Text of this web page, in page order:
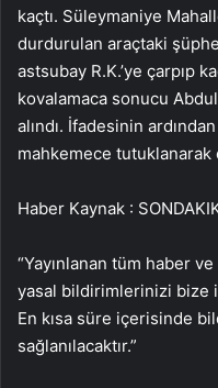
kaçtı. Süleymaniye
durdurulan araçtaki
astsubay R.K.’ye çarpıp
kovalamaca sonucu
alındı. İfadesinin
mahkemece
Haber Kaynak :
“Yayınlanan tüm haber
yasal bildirimlerinizi bize
En kısa süre içerisinde
sağlanılacaktır.”